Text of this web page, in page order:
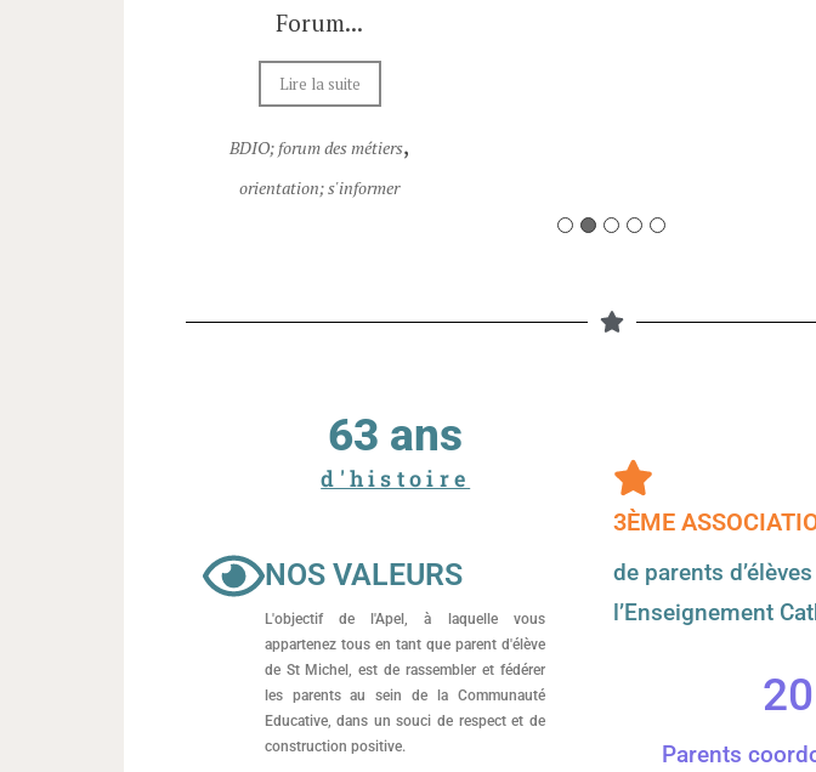
Forum...
Lire la suite
BDIO; forum des métiers,
orientation; s'informer
d'histoire
70 ans
NOS VALEURS
L'objectif de l'Apel, à laquelle vous
appartenez tous en tant que parent d'élève
de St Michel, est de rassembler et fédérer
les parents au sein de la Communauté
Educative, dans un souci de respect et de
construction positive.
3ÈME
de parents
l’Enseignement
Parents
20